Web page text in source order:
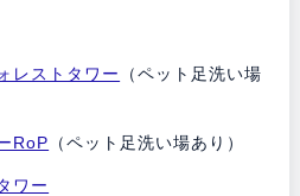
レストタワー
（ペット足洗い場
RoP （ペット足洗い場あり）
ワー